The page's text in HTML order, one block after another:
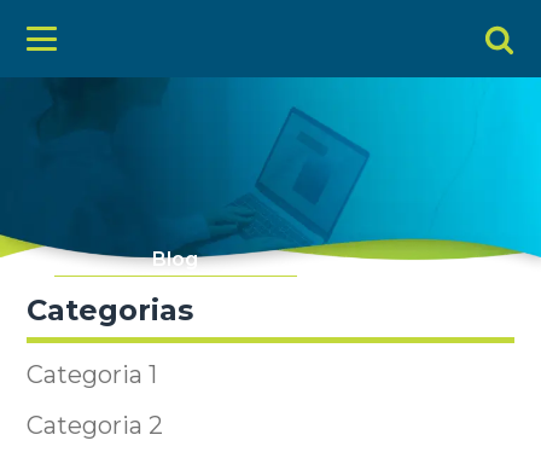
Blog
Categorias
Categoria 1
Categoria 2